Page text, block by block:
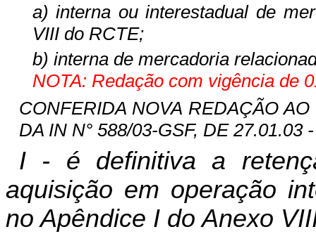
a) interna ou interestadual de
VIII do RCTE;
b) interna de mercadoria
NOTA: Redação com vigência de
CONFERIDA NOVA REDAÇÃO
DA IN N° 588/03-GSF, DE 27.01.03
I - é definitiva a
aquisição em operação
no Apêndice I do Anexo